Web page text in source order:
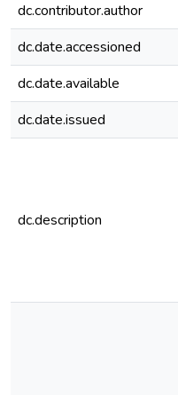
dc.contributor.author
dc.date.accessioned
dc.date.available
dc.date.issued
dc.description